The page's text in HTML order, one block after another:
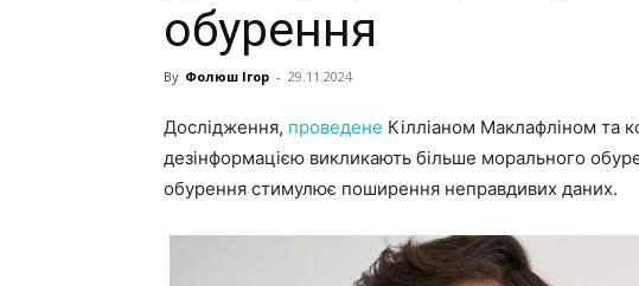
обурення
By Фолюш Ігор - 29.11.2024
Дослідження, проведене Кілліаном Маклафліном та
дезінформацією викликають більше морального
обурення стимулює поширення неправдивих даних.